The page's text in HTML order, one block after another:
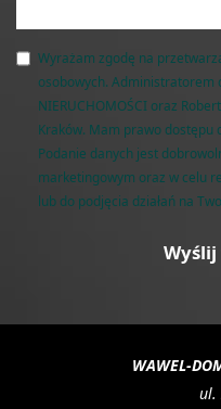
Wyrażam zgodę na
osobowych. Administratorem
NIERUCHOMOŚCI oraz
Kraków. Mam prawo dostępu
Podanie danych jest
marketingowym oraz w celu
lub do podjęcia działań na
WAWEL-
ul.